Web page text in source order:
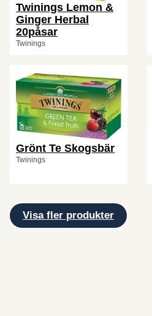
Twinings Lemon &
Ginger Herbal
20påsar
Twinings
Grönt Te Skogsbär
Twinings
Visa fler produkter